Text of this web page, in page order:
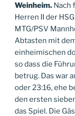
Weinheim. Nach
Herren II der
MTG/PSV
Abtasten mit
einheimischen
so dass die
betrug. Das war
oder 23:16, ehe
den ersten
das Spiel. Die